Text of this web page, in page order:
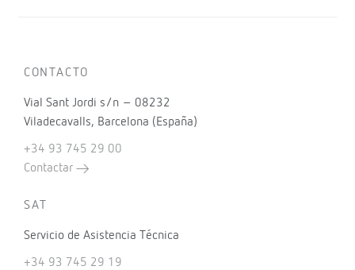
CONTACTO
Vial Sant Jordi s/n – 08232
Viladecavalls, Barcelona (España)
+34 93 745 29 00
Contactar
SAT
Servicio de Asistencia Técnica
+34 93 745 29 19